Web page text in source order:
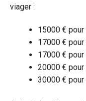
viager :
15000 €
17000 €
17000 €
20000 € pour
30000 € pour